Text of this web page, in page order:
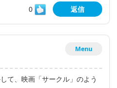
0
返信
Menu
て、映画「サークル」のよう